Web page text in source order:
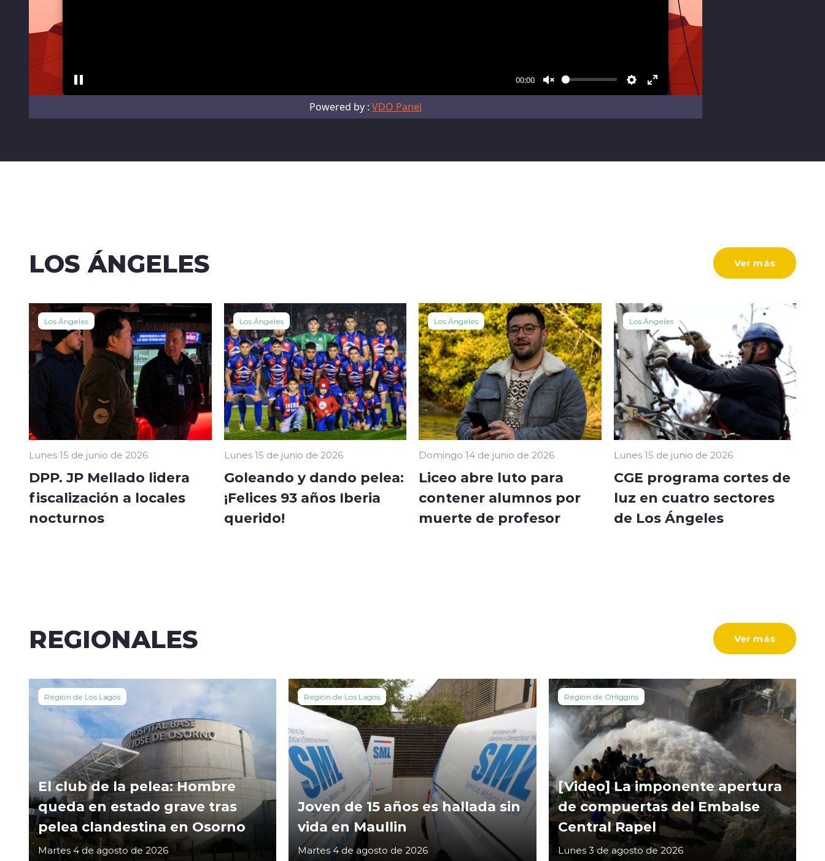
LOS ÁNGELES Ver más
Los Ángeles
Lunes 15 de junio de 2026
DPP. JP Mellado lidera
fiscalización a locales
nocturnos
Los Ángeles
Lunes 15 de junio de 2026
Goleando y dando pelea:
¡Felices 93 años Iberia
querido!
Los Ángeles
Domingo 14 de junio de 2026
Liceo abre luto para
contener alumnos por
muerte de profesor
Los Ángeles
Lunes 15 de junio de 2026
CGE programa cortes de
luz en cuatro sectores
de Los Ángeles
REGIONALES Ver más
Región de Los Lagos
El club de la pelea: Hombre
queda en estado grave tras
pelea clandestina en Osorno
Martes 4 de agosto de 2026
Región de Los Lagos
Joven de 15 años es hallada sin
vida en Maullin
Martes 4 de agosto de 2026
Región de OHiggins
[Video] La imponente apertura
de compuertas del Embalse
Central Rapel
Lunes 3 de agosto de 2026